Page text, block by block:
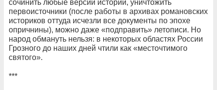
сочинить любые версии истории, уничтожить
первоисточники (после работы в архивах романовских
историков оттуда исчезли все документы по эпохе
опричнины), можно даже «подправить» летописи. Но
народ обмануть нельзя: в некоторых областях России
Грозного до наших дней чтили как «месточтимого
святого».
***